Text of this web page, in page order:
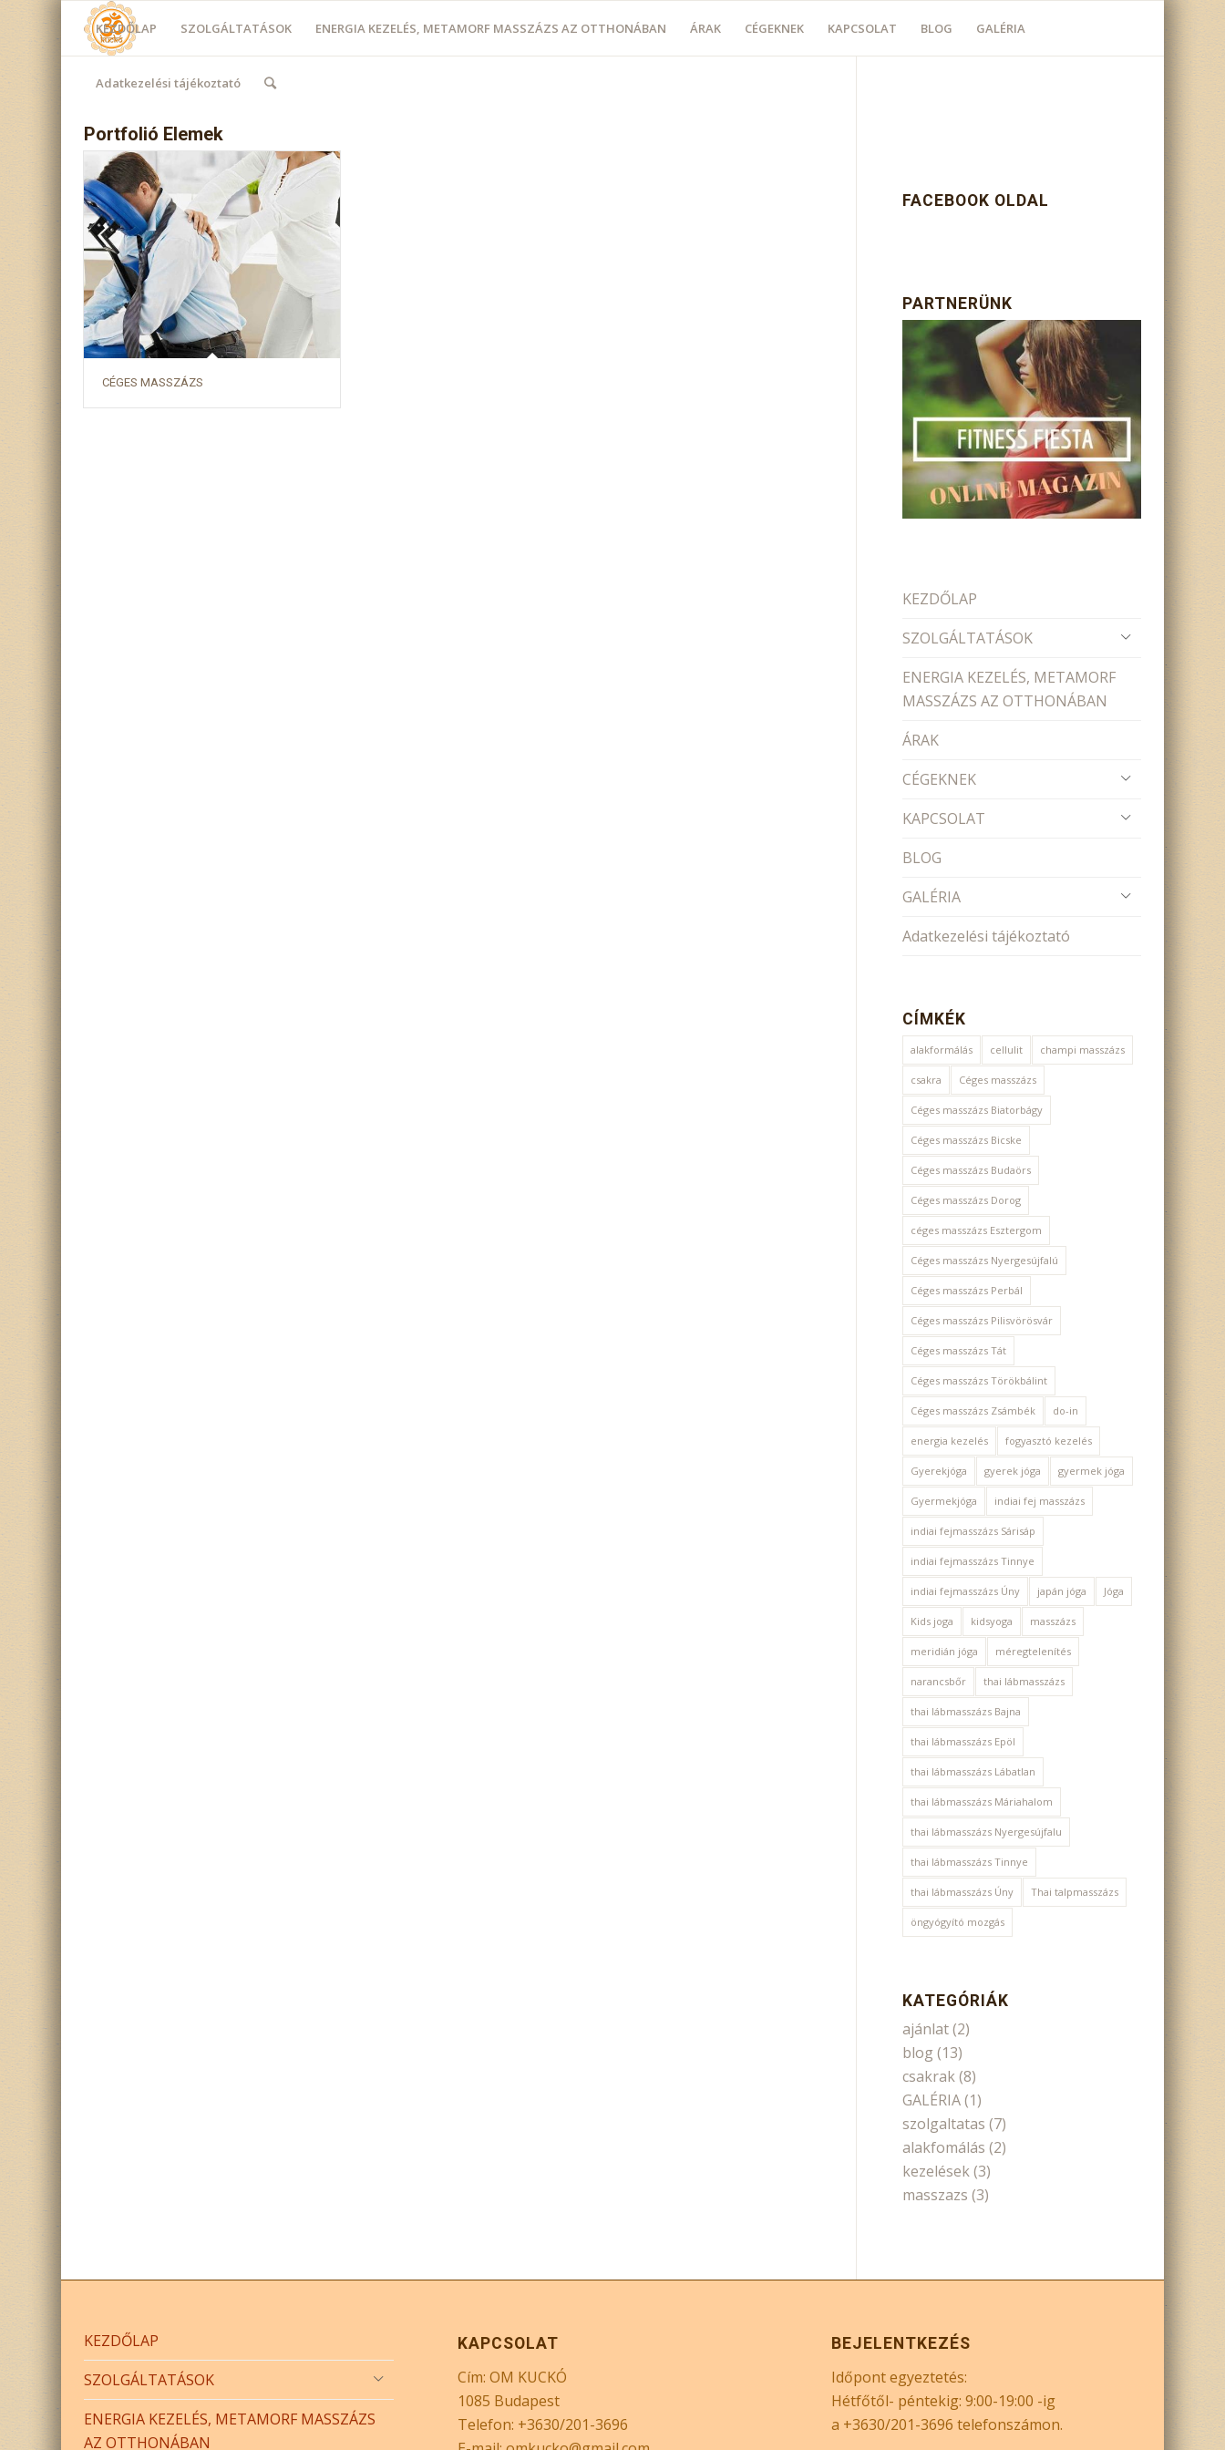
KEZDŐLAP SZOLGÁLTATÁSOK ENERGIA KEZELÉS, METAMORF MASSZÁZS AZ OTTHONÁBAN ÁRAK CÉGEKNEK KAPCSOLAT BLOG GALÉRIA
Adatkezelési tájékoztató
Portfolió Elemek
CÉGES MASSZÁZS
FACEBOOK OLDAL
PARTNERÜNK
KEZDŐLAP
SZOLGÁLTATÁSOK
ENERGIA KEZELÉS, METAMORF
MASSZÁZS AZ OTTHONÁBAN
ÁRAK
CÉGEKNEK
KAPCSOLAT
BLOG
GALÉRIA
Adatkezelési tájékoztató
CÍMKÉK
alakformálás cellulit champi masszázs
csakra Céges masszázs
Céges masszázs Biatorbágy
Céges masszázs Bicske
Céges masszázs Budaörs
Céges masszázs Dorog
céges masszázs Esztergom
Céges masszázs Nyergesújfalú
Céges masszázs Perbál
Céges masszázs Pilisvörösvár
Céges masszázs Tát
Céges masszázs Törökbálint
Céges masszázs Zsámbék do-in
energia kezelés fogyasztó kezelés
Gyerekjóga gyerek jóga gyermek jóga
Gyermekjóga indiai fej masszázs
indiai fejmasszázs Sárisáp
indiai fejmasszázs Tinnye
indiai fejmasszázs Úny japán jóga Jóga
Kids joga kidsyoga masszázs
meridián jóga méregtelenítés
narancsbőr thai lábmasszázs
thai lábmasszázs Bajna
thai lábmasszázs Epöl
thai lábmasszázs Lábatlan
thai lábmasszázs Máriahalom
thai lábmasszázs Nyergesújfalu
thai lábmasszázs Tinnye
thai lábmasszázs Úny Thai talpmasszázs
öngyógyító mozgás
KATEGÓRIÁK
ajánlat(2)
blog (13)
csakrak(8)
GALÉRIA(1)
szolgaltatas (7)
alakfomálás (2)
kezelések(3)
masszazs (3)
KEZDŐLAP
SZOLGÁLTATÁSOK
ENERGIA KEZELÉS, METAMORF MASSZÁZS
AZ OTTHONÁBAN
KAPCSOLAT
Cím: OM KUCKÓ
1085 Budapest
Telefon: +3630/201-3696
BEJELENTKEZÉS
Időpont egyeztetés:
Hétfőtől- péntekig: 9:00-19:00 -ig
a +3630/201-3696 telefonszámon.